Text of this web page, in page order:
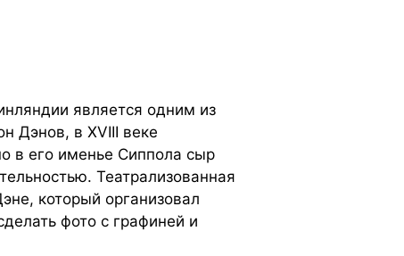
является одним из
Дэнов, в XVIII веке
в его именье Сиппола сыр
Театрализованная
который организовал
фото с графиней и